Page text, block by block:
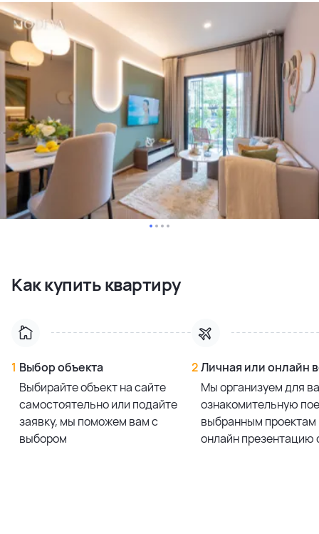
Как купить квартиру
1 Выбор объекта
Выбирайте объект на сайте
самостоятельно или подайте
заявку, мы поможем вам с
выбором
2Личная или онлайн
Мы организуем для
ознакомительную
выбранным проектам
онлайн презентацию